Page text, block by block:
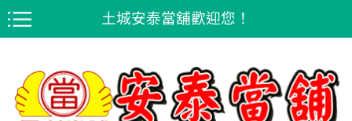
土城安泰當舖歡迎您！